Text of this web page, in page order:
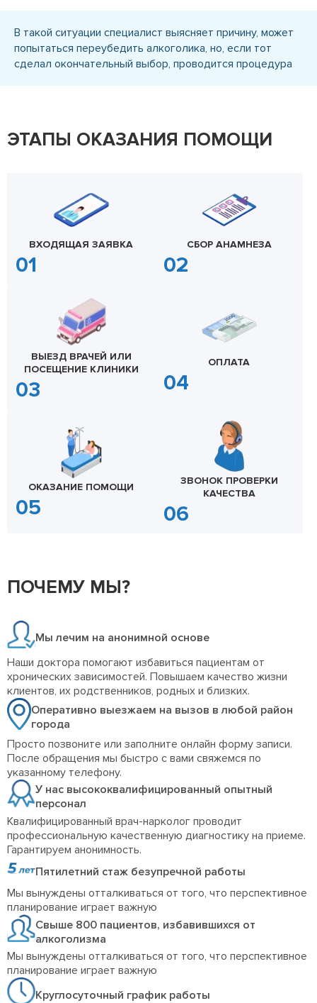
В такой ситуации специалист выясняет причину, может
попытаться переубедить алкоголика, но, если тот
сделал окончательный выбор, проводится процедура
ЭТАПЫ ОКАЗАНИЯ ПОМОЩИ
ВХОДЯЩАЯ ЗАЯВКА СБОР АНАМНЕЗА
ВЫЕЗД ВРАЧЕЙ ИЛИ
ПОСЕЩЕНИЕ КЛИНИКИ
ОПЛАТА
ОКАЗАНИЕ ПОМОЩИ
ЗВОНОК ПРОВЕРКИ
КАЧЕСТВА
ПОЧЕМУ МЫ?
Мы лечим на анонимной основе
Наши доктора помогают избавиться пациентам от
хронических зависимостей. Повышаем качество жизни
клиентов, их родственников, родных и близких.
Оперативно выезжаем на вызов в любой район
города
Просто позвоните или заполните онлайн форму записи.
После обращения мы быстро с вами свяжемся по
указанному телефону.
У нас высококвалифицированный опытный
персонал
Квалифицированный врач-нарколог проводит
профессиональную качественную диагностику на приеме.
Гарантируем анонимность.
Пятилетний стаж безупречной работы
Мы вынуждены отталкиваться от того, что перспективное
планирование играет важную
Свыше 800 пациентов, избавившихся от
алкоголизма
Мы вынуждены отталкиваться от того, что перспективное
планирование играет важную
Круглосуточный график работы